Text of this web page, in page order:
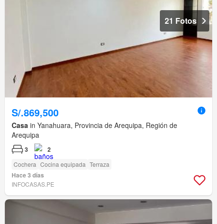
21 Fotos
S/.869,500
Casa in Yanahuara, Provincia de Arequipa, Región de
Arequipa
3 2
Cochera Cocina equipada Terraza
Hace 3 días
INFOCASAS.PE